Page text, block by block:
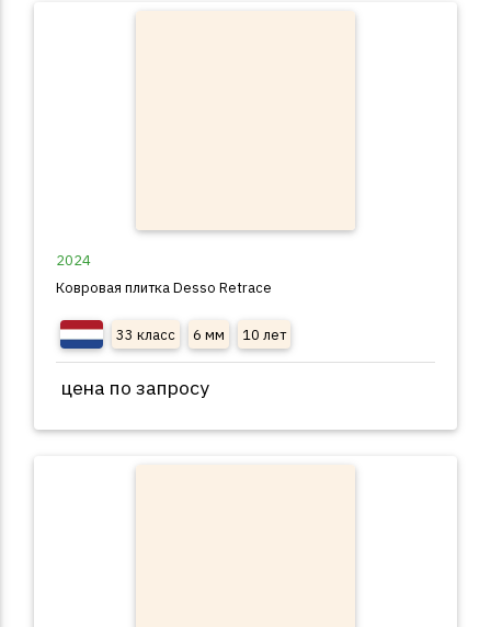
2024
Ковровая плитка Desso Retrace
33 класс 6 мм 10 лет
цена по запросу